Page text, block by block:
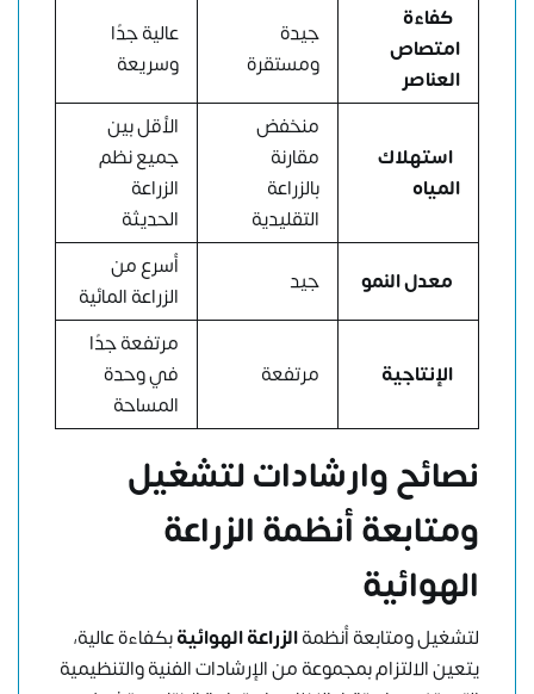
كفاءة
امتصاص
العناصر
جيدة
ومستقرة
عالية جدًا
وسريعة
استهلاك
المياه
منخفض
مقارنة
بالزراعة
التقليدية
الأقل بين
جميع نظم
الزراعة
الحديثة
معدل النمو
جيد
أسرع من
الزراعة المائية
الإنتاجية مرتفعة
مرتفعة جدًا
في وحدة
المساحة
نصائح وارشادات لتشغيل
ومتابعة أنظمة الزراعة
الهوائية
لتشغيل ومتابعة أنظمةالزراعة الهوائيةبكفاءة عالية،
يتعين الالتزام بمجموعة من الإرشادات الفنية والتنظيمية